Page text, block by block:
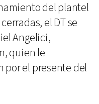
del plantel
el DT se
Angelici,
quien le
por el presente del